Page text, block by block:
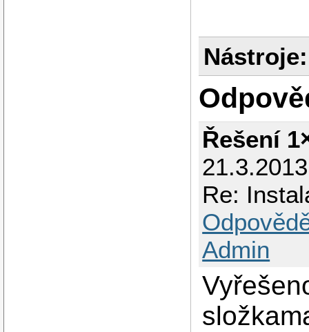
Nástroje:
Řešení
Re:
Admin